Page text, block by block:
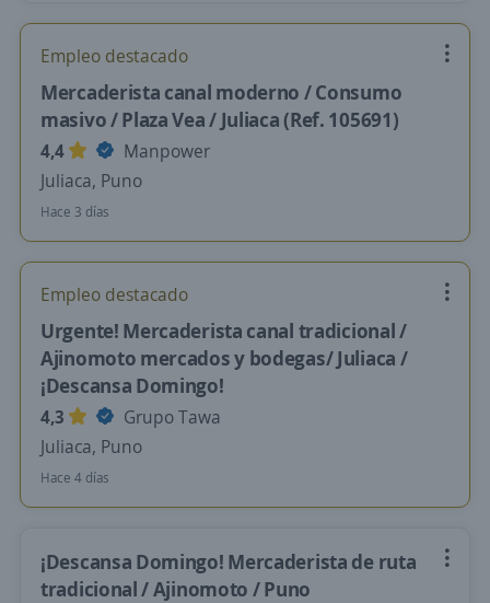
Empleo destacado
Mercaderista canal moderno / Consumo
masivo / Plaza Vea / Juliaca (Ref. 105691)
4,4
Manpower
Juliaca, Puno
Hace 3 días
Empleo destacado
Urgente! Mercaderista canal tradicional /
Ajinomoto mercados y bodegas/ Juliaca /
¡Descansa Domingo!
4,3
Grupo Tawa
Juliaca, Puno
Hace 4 días
¡Descansa Domingo! Mercaderista de ruta
tradicional / Ajinomoto / Puno